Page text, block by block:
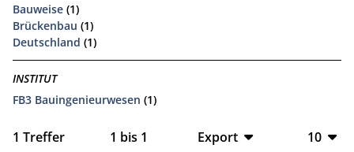
Bauweise (1)
Brückenbau (1)
Deutschland (1)
INSTITUT
FB3 Bauingenieurwesen (1)
1 Treffer 1 bis 1
Export
10